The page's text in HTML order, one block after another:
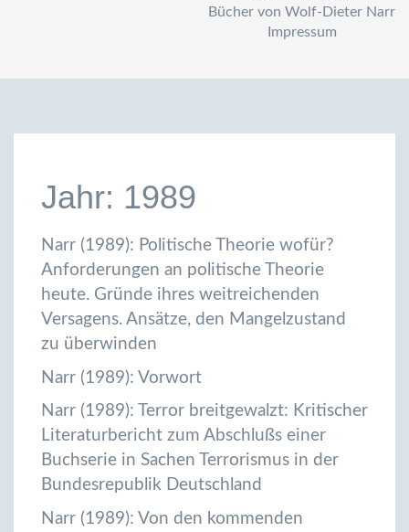
Bücher von Wolf-Dieter Narr
Impressum
Jahr: 1989
Narr (1989): Politische Theorie wofür?
Anforderungen an politische Theorie
heute. Gründe ihres weitreichenden
Versagens. Ansätze, den Mangelzustand
zu überwinden
Narr (1989): Vorwort
Narr (1989): Terror breitgewalzt: Kritischer
Literaturbericht zum Abschlußs einer
Buchserie in Sachen Terrorismus in der
Bundesrepublik Deutschland
Narr (1989): Von den kommenden